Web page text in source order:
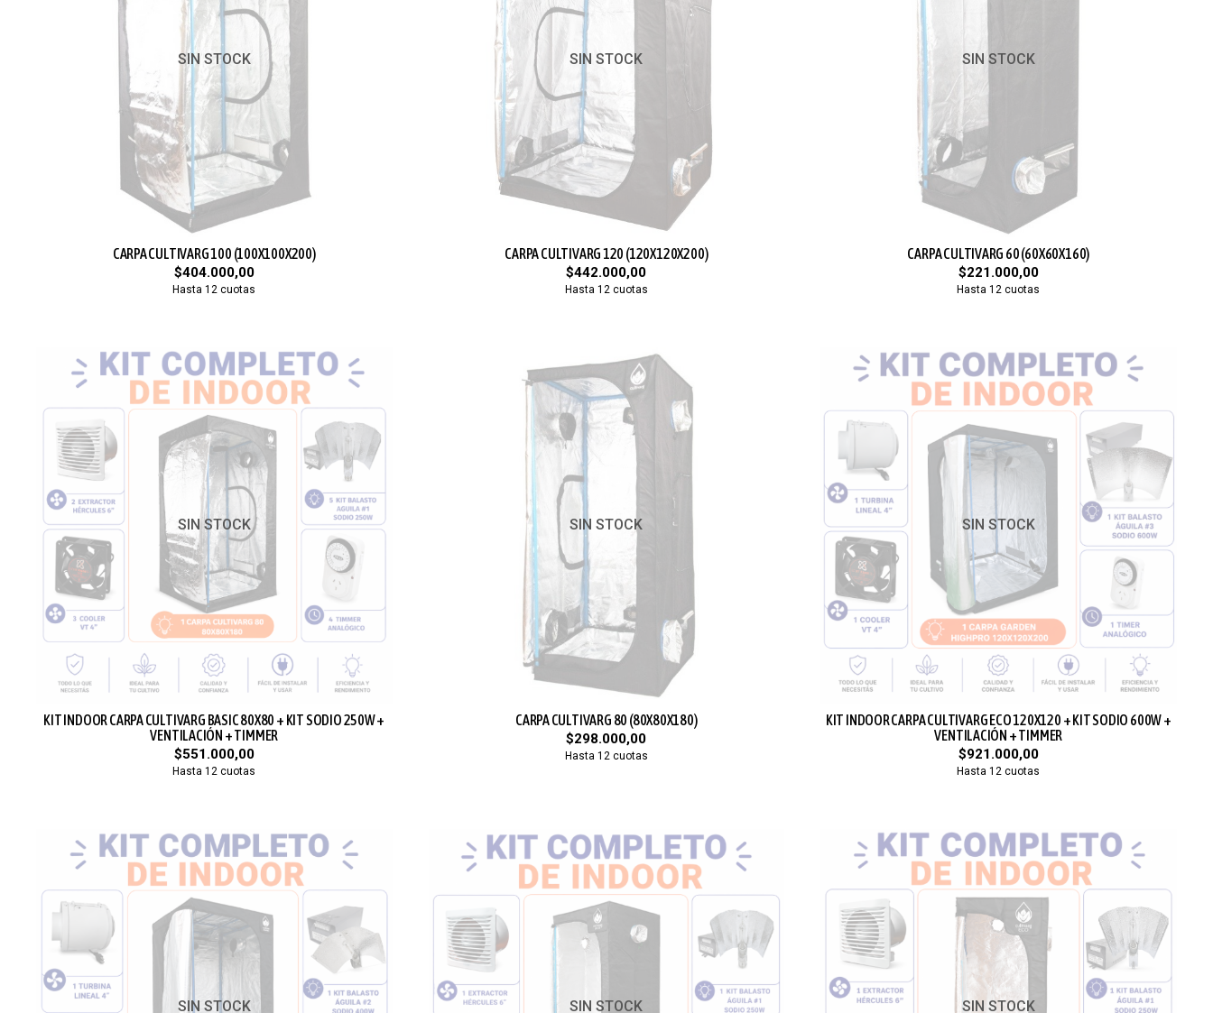
SIN STOCK
CARPA CULTIVARG 100 (100X100X200)
$404.000,00
Hasta 12 cuotas
SIN STOCK
CARPA CULTIVARG 120 (120X120X200)
$442.000,00
Hasta 12 cuotas
SIN STOCK
CARPA CULTIVARG 60 (60X60X160)
$221.000,00
Hasta 12 cuotas
SIN STOCK
KIT INDOOR CARPA CULTIVARG BASIC 80X80 + KIT SODIO 250W +
VENTILACIÓN + TIMMER
$551.000,00
Hasta 12 cuotas
SIN STOCK
CARPA CULTIVARG 80 (80X80X180)
$298.000,00
Hasta 12 cuotas
SIN STOCK
KIT INDOOR CARPA CULTIVARG ECO 120X120 + KIT SODIO 600W +
VENTILACIÓN + TIMMER
$921.000,00
Hasta 12 cuotas
SIN STOCK SIN STOCK SIN STOCK